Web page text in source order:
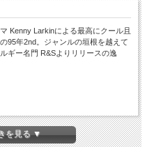
Kenny Larkinによる最高にクール且
95年2nd。ジャンルの垣根を越えて
ギー名門 R&Sよりリリースの逸
を見る ▼